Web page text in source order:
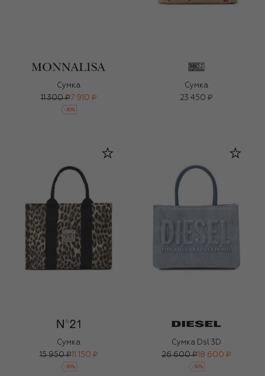
Сумка
11 300 ₽7 910 ₽
-30%
Сумка
23 450 ₽
Сумка
15 950 ₽11 150 ₽
-30%
Сумка Dsl 3D
26 600 ₽ 18 600 ₽
-30%